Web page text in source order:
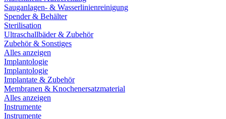
Sauganlagen- & Wasserlinienreinigung
Spender & Behälter
Sterilisation
Ultraschallbäder & Zubehör
Zubehör & Sonstiges
Alles anzeigen
Implantologie
Implantologie
Implantate & Zubehör
Membranen & Knochenersatzmaterial
Alles anzeigen
Instrumente
Instrumente